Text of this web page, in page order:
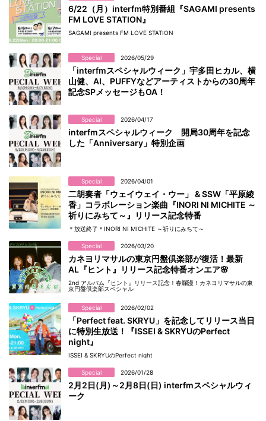
6/22（月）interfm特別番組『SAGAMI presents
FM LOVE STATION』
SAGAMI presents FM LOVE STATION
Special 2026/05/29
「interfmスペシャルウィーク」宇多田ヒカル、横
山健、AI、PUFFYなどアーティストからの30周年
記念SPメッセージもOA！
Special 2026/04/17
interfmスペシャルウィーク 開局30周年を記念
した「Anniversary」特別企画
Special 2026/04/01
二胡奏者「ウェイウェイ・ウー」 & SSW「平原綾
香」コラボレーション楽曲『INORI NI MICHITE ～
祈りにみちて～』リリース記念特番
＊放送終了＊INORI NI MICHITE ～祈りにみちて～
Special 2026/03/20
カネヨリマサルの東京円盤倶楽部が復活！最新
AL『ヒント』リリース記念特番オンエア🌸
2nd アルバム『ヒント』リリース記念！春爛漫！カネヨリマサルの東
京円盤倶楽部スペシャル
Special 2026/02/02
「Perfect feat. SKRYU」を記念してリリース当日
に特別生放送！『ISSEI & SKRYUのPerfect
night』
ISSEI & SKRYUのPerfect night
Special 2026/01/28
2月2日(月)～2月8日(日) interfmスペシャルウィ
ーク